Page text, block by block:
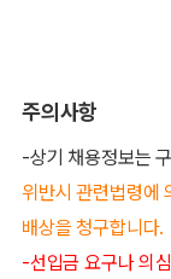
주의사항
-상기 채용정보는
위반시 관련법령에
배상을 청구합니다.
-선입금 요구나 의